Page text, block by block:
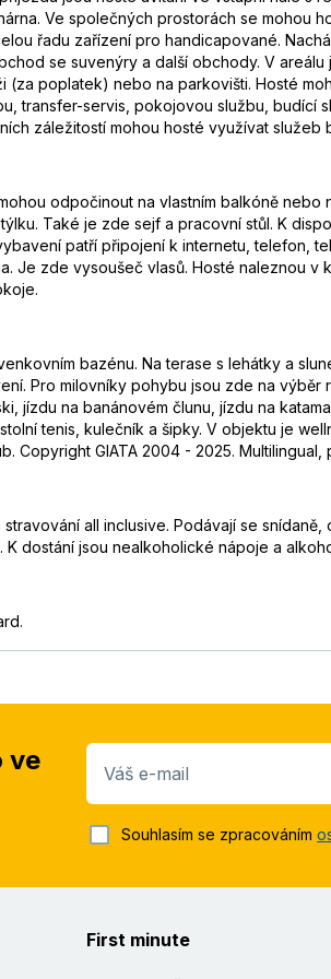
Ve společných prostorách se mohou
řadu zařízení pro handicapované.
se suvenýry a další obchody. V
poplatek) nebo na parkovišti. Hosté
transfer-servis, pokojovou službu, budící
záležitostí mohou hosté využívat služeb
odpočinout na vlastním balkóně
Také je zde sejf a pracovní stůl. K
patří připojení k internetu, telefon,
zde vysoušeč vlasů. Hosté naleznou v
bazénu. Na terase s lehátky a
Pro milovníky pohybu jsou zde na
jízdu na banánovém člunu, jízdu na
tenis, kulečník a šipky. V objektu je
Copyright GIATA 2004 - 2025.
all inclusive. Podávají se
dostání jsou nealkoholické nápoje a
ve
Váš e-mail
Souhlasím se zpracováním
First minute